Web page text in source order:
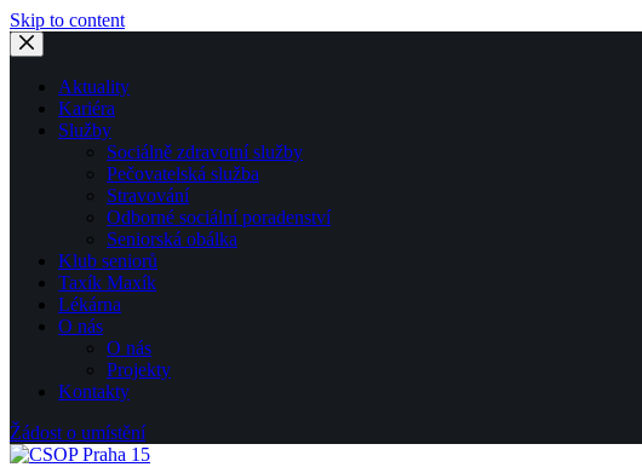
Skip to content
Aktuality
Kariéra
Služby
Sociálně zdravotní služby
Pečovatelská služba
Stravování
Odborné sociální poradenství
Seniorská obálka
Klub seniorů
Taxík Maxík
Lékárna
O nás
O nás
Projekty
Kontakty
Žádost o umístění